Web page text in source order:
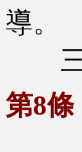
導。
三
第8